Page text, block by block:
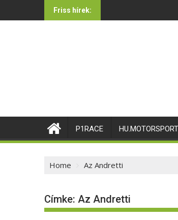
to
Friss hírek:
P1RACE HU.MOTORSPORT
Home Az Andretti
Címke: Az Andretti